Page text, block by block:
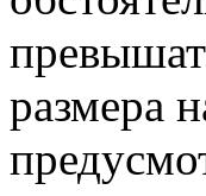
размера